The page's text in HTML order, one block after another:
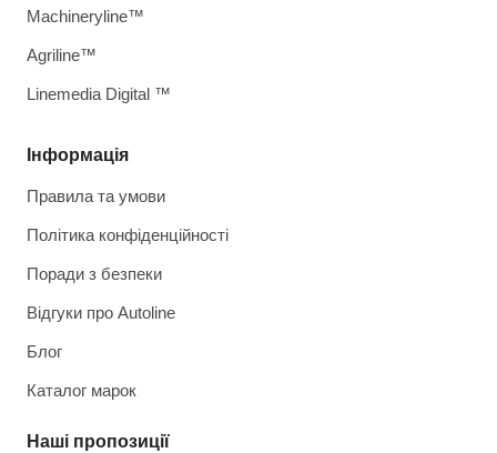
Інформація
Правила та умови
Політика конфіденційності
Поради з безпеки
Відгуки про Autoline
Блог
Каталог марок
Наші пропозиції
Machineryline™
Agriline™
Linemedia Digital ™